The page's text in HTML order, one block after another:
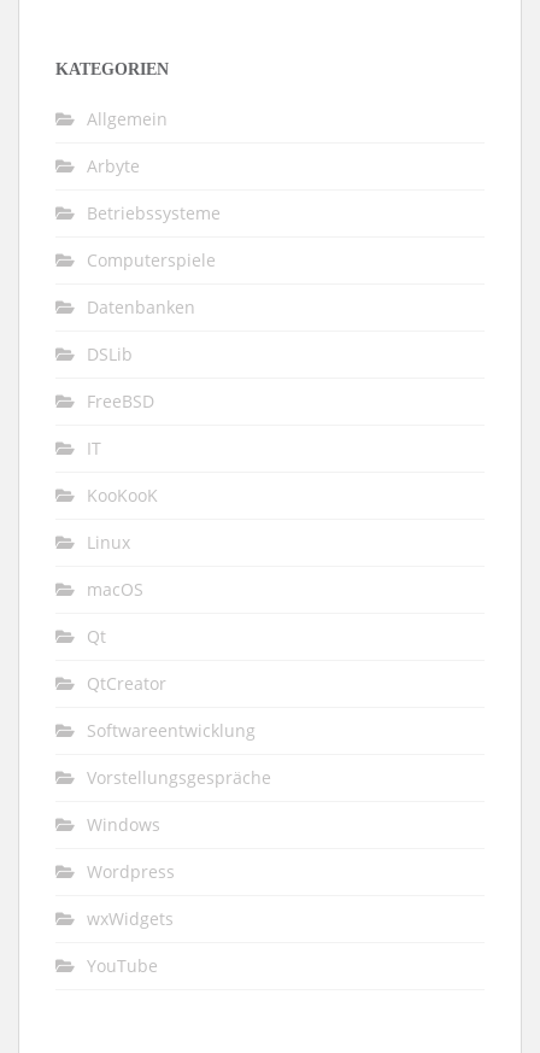
KATEGORIEN
Allgemein
Arbyte
Betriebssysteme
Computerspiele
Datenbanken
DSLib
FreeBSD
IT
KooKooK
Linux
macOS
Qt
QtCreator
Softwareentwicklung
Vorstellungsgespräche
Windows
Wordpress
wxWidgets
YouTube